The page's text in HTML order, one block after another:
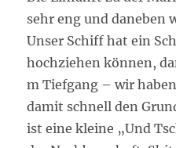
sehr eng und daneben
Unser Schiff hat ein
hochziehen können,
m Tiefgang – wir
damit schnell den
ist eine kleine „Und